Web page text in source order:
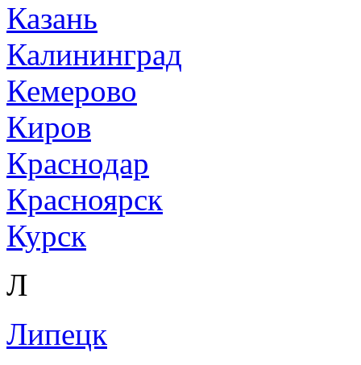
Казань
Калининград
Кемерово
Киров
Краснодар
Красноярск
Курск
Л
Липецк